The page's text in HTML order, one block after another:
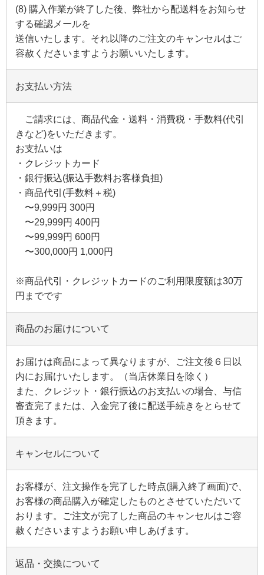
仏壇とは
はめ込み仏壇
仏壇Q&A
ご本尊様について
仏像について
戒名レイアウト
神棚とは
神具とは
神棚の材質
神棚Q&A
店舗情報
仏事について
通販に関する事項
(8) 購入作業が終了した後、弊社から配送料をお知らせ
する確認メールを
送信いたします。それ以降のご注文のキャンセルはご
容赦くださいますようお願いいたします。
お支払い方法
ご請求には、商品代金・送料・消費税・手数料(代引
きなど)をいただきます。
お支払いは
・クレジットカード
・銀行振込(振込手数料お客様負担)
・商品代引(手数料＋税)
〜9,999円 300円
〜29,999円 400円
〜99,999円 600円
〜300,000円 1,000円
※商品代引・クレジットカードのご利用限度額は30万
円までです
商品のお届けについて
お届けは商品によって異なりますが、ご注文後６日以
内にお届けいたします。（当店休業日を除く）
また、クレジット・銀行振込のお支払いの場合、与信
審査完了または、入金完了後に配送手続きをとらせて
頂きます。
キャンセルについて
お客様が、注文操作を完了した時点(購入終了画面)で、
お客様の商品購入が確定したものとさせていただいて
おります。ご注文が完了した商品のキャンセルはご容
赦くださいますようお願い申しあげます。
返品・交換について